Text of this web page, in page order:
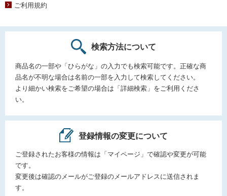
ご利用規約
検索方法について
商品名の一部や「ひらがな」の入力でも検索可能です。正確な商
品名が不明な場合は名前の一部を入力して検索してください。
より細かい検索をご希望の場合は「詳細検索」をご利用くださ
い。
登録情報の変更について
ご登録されたお客様の情報は「マイページ」で確認や変更が可能
です。
変更後は確認のメールがご登録のメールアドレスに送信されま
す。